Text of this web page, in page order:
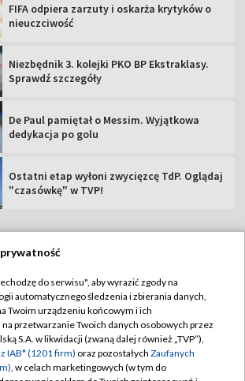
FIFA odpiera zarzuty i oskarża krytyków o
nieuczciwość
Niezbędnik 3. kolejki PKO BP Ekstraklasy.
Sprawdź szczegóły
De Paul pamiętał o Messim. Wyjątkowa
dedykacja po golu
Ostatni etap wyłoni zwycięzcę TdP. Oglądaj
"czasówkę" w TVP!
Abonament TVP
Sklep TVP
Biuro Reklamy
Oferta Handlowa
Regulamin TVP
Polityka prywatności
Moje zgody
Biuro reklamy
do serwisu", aby wyrazić zgody na
automatycznego śledzenia i zbierania danych,
Twoim urządzeniu końcowym i ich
przetwarzanie Twoich danych osobowych przez
S.A. w likwidacji (zwaną dalej również „TVP”),
IAB* (1201 firm) oraz pozostałych Zaufanych
, w celach marketingowych (w tym do